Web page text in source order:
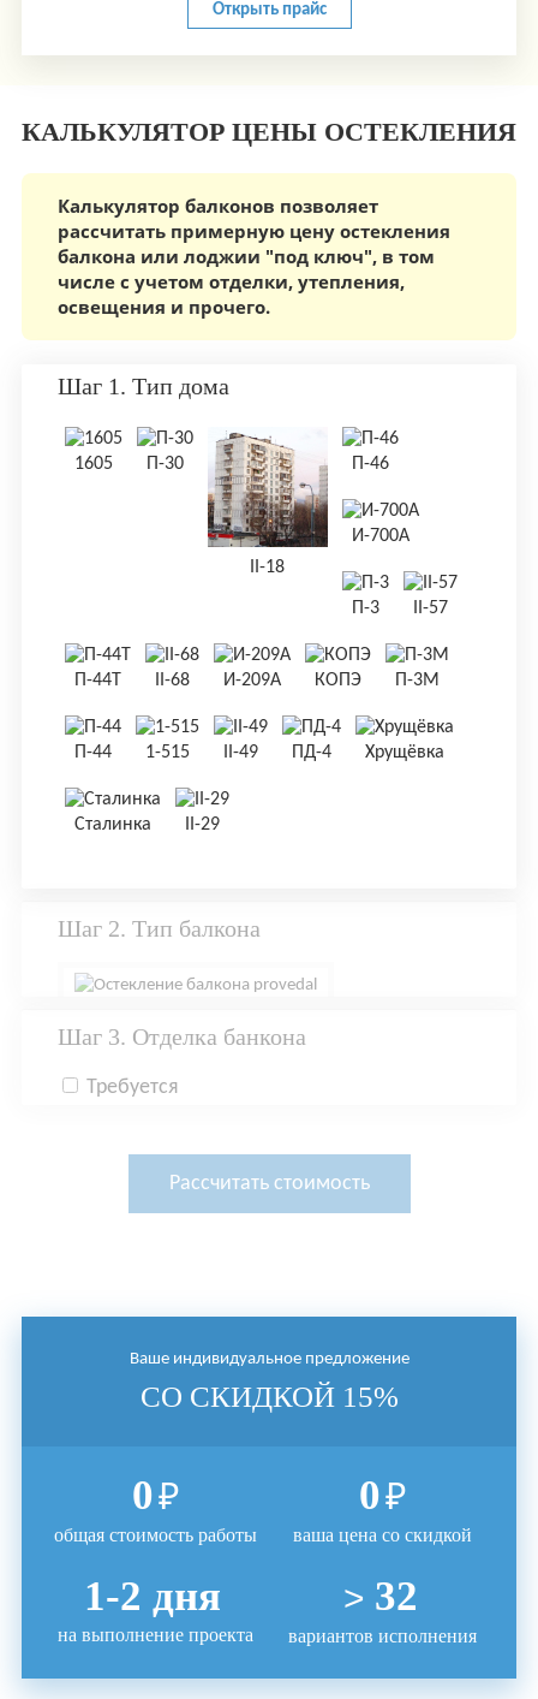
Открыть прайс
КАЛЬКУЛЯТОР ЦЕНЫ ОСТЕКЛЕНИЯ
Калькулятор балконов позволяет
рассчитать примерную цену остекления
балкона или лоджии "под ключ", в том
числе c учетом отделки, утепления,
освещения и прочего.
Шаг 1. Тип дома
1605 П-30
II-18
П-46
И-700А
П-3 II-57
П-44Т II-68 И-209А КОПЭ П-3М
П-44 1-515 II-49 ПД-4 Хрущёвка
Сталинка II-29
Шаг 2. Тип балкона
Шаг 3. Отделка банкона
Требуется
Укладка
Отделка
Отделка
Отделка
Отделка
Отделка
(вокруг балк.
блока)
сайдингом
Устройство
крыши
Рассчитать стоимость
Ваше индивидуальное предложение
СО СКИДКОЙ 15%
0₽
общая стоимость работы
0₽
ваша цена со скидкой
1-2 дня
на выполнение проекта
> 32
вариантов исполнения